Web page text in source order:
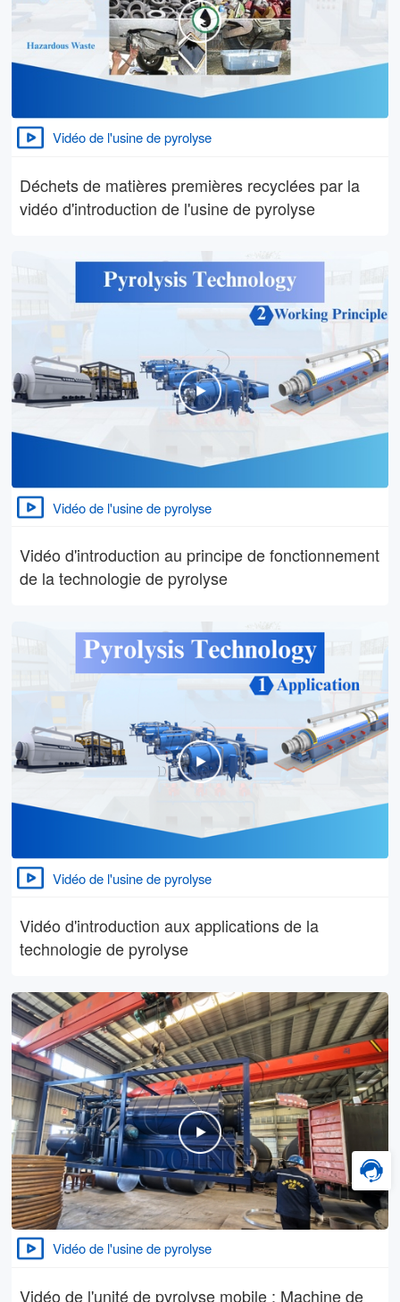
Vidéo de l'usine de pyrolyse
Déchets de matières premières recyclées par la
vidéo d'introduction de l'usine de pyrolyse
Vidéo de l'usine de pyrolyse
Vidéo d'introduction au principe de fonctionnement
de la technologie de pyrolyse
Vidéo de l'usine de pyrolyse
Vidéo d'introduction aux applications de la
technologie de pyrolyse
Vidéo de l'usine de pyrolyse
Vidéo de l'unité de pyrolyse mobile : Machine de